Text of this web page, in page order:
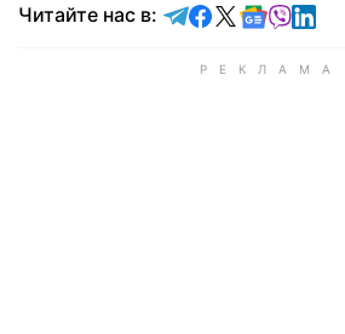
Читайте нас в: Читайте в
Читайте в
Читайте в X